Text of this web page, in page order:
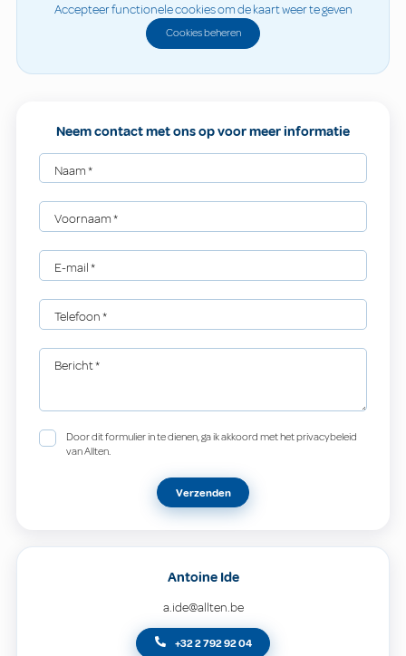
Accepteer functionele cookies om de kaart weer te geven
Cookies beheren
Neem contact met ons op voor meer informatie
Naam*
Voornaam*
E-mail*
Telefoon*
Bericht*
Door dit formulier in te dienen, ga ik akkoord met het privacybeleid
van Allten.
Verzenden
Antoine Ide
a.ide@allten.be
+32 2 792 92 04